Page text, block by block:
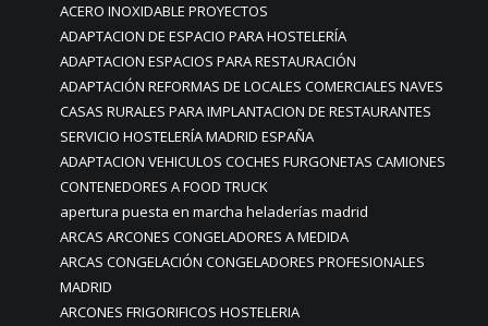
ACERO INOXIDABLE PROYECTOS
ADAPTACION DE ESPACIO PARA HOSTELERÍA
ADAPTACION ESPACIOS PARA RESTAURACIÓN
ADAPTACIÓN REFORMAS DE LOCALES COMERCIALES NAVES
CASAS RURALES PARA IMPLANTACION DE RESTAURANTES
SERVICIO HOSTELERÍA MADRID ESPAÑA
ADAPTACION VEHICULOS COCHES FURGONETAS CAMIONES
CONTENEDORES A FOOD TRUCK
apertura puesta en marcha heladerías madrid
ARCAS ARCONES CONGELADORES A MEDIDA
ARCAS CONGELACIÓN CONGELADORES PROFESIONALES
MADRID
ARCONES FRIGORIFICOS HOSTELERIA